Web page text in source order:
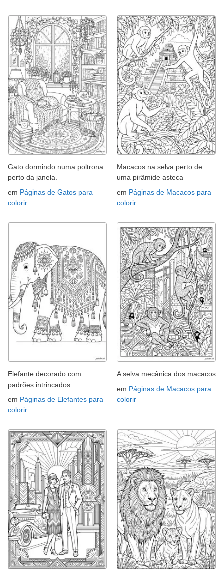
Gato dormindo numa poltrona
perto da janela.
em Páginas de Gatos para
colorir
Macacos na selva perto de
uma pirâmide asteca
em Páginas de Macacos para
colorir
Elefante decorado com
padrões intrincados
em Páginas de Elefantes para
colorir
A selva mecânica dos macacos
em Páginas de Macacos para
colorir